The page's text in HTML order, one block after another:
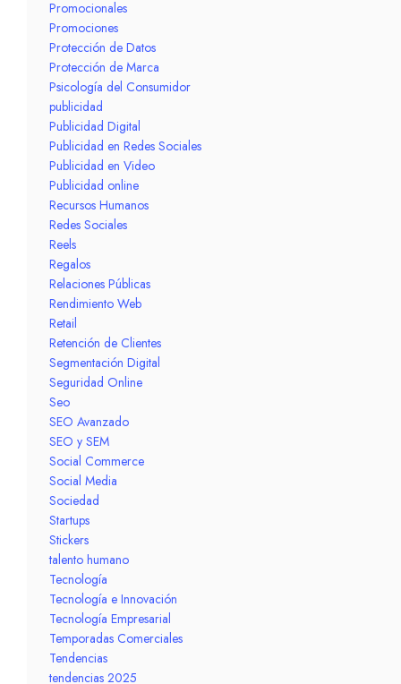
Promocionales
Promociones
Protección de Datos
Protección de Marca
Psicología del Consumidor
publicidad
Publicidad Digital
Publicidad en Redes Sociales
Publicidad en Video
Publicidad online
Recursos Humanos
Redes Sociales
Reels
Regalos
Relaciones Públicas
Rendimiento Web
Retail
Retención de Clientes
Segmentación Digital
Seguridad Online
Seo
SEO Avanzado
SEO y SEM
Social Commerce
Social Media
Sociedad
Startups
Stickers
talento humano
Tecnología
Tecnología e Innovación
Tecnología Empresarial
Temporadas Comerciales
Tendencias
tendencias 2025